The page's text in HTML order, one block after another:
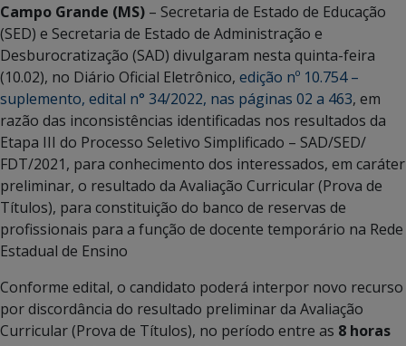
Campo Grande (MS) – Secretaria de Estado de Educação
(SED) e Secretaria de Estado de Administração e
Desburocratização (SAD) divulgaram nesta quinta-feira
(10.02), no Diário Oficial Eletrônico, edição nº 10.754 –
suplemento, edital n° 34/2022, nas páginas 02 a 463, em
razão das inconsistências identificadas nos resultados da
Etapa III do Processo Seletivo Simplificado – SAD/SED/
FDT/2021, para conhecimento dos interessados, em caráter
preliminar, o resultado da Avaliação Curricular (Prova de
Títulos), para constituição do banco de reservas de
profissionais para a função de docente temporário na Rede
Estadual de Ensino
Conforme edital, o candidato poderá interpor novo recurso
por discordância do resultado preliminar da Avaliação
Curricular (Prova de Títulos), no período entre as 8 horas